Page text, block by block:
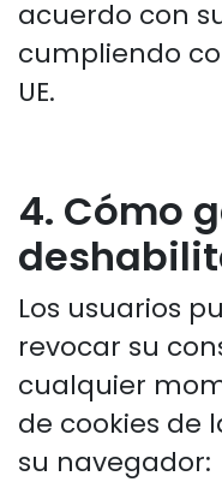
acuerdo con
cumpliendo
UE.
4. Cómo
Los usuarios
revocar su
cualquier
de cookies de
su navegador: